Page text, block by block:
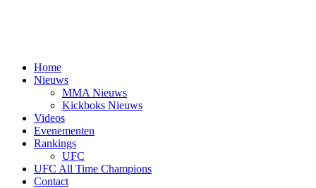
Home
Nieuws
MMA Nieuws
Kickboks Nieuws
Videos
Evenementen
Rankings
UFC
UFC All Time Champions
Contact